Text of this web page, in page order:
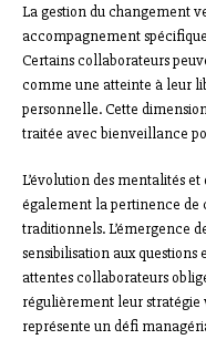
La gestion du changement
accompagnement
Certains collaborateurs
comme une atteinte à leur
personnelle. Cette
traitée avec bienveillance
L’évolution des mentalités
également la pertinence de
traditionnels. L’émergence
sensibilisation aux
attentes collaborateurs
régulièrement leur stratégie
représente un défi